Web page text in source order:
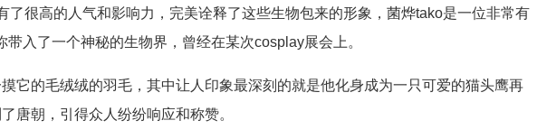
了很高的人气和影响力，完美诠释了这些生物包来的形象，菌烨tako是一位非常有
带入了一个神秘的生物界，曾经在某次cosplay展会上。
它的毛绒绒的羽毛，其中让人印象最深刻的就是他化身成为一只可爱的猫头鹰再
唐朝，引得众人纷纷响应和称赞。